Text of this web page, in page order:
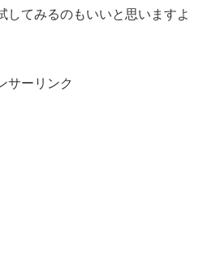
してみるのもいいと思いますよ
サーリンク